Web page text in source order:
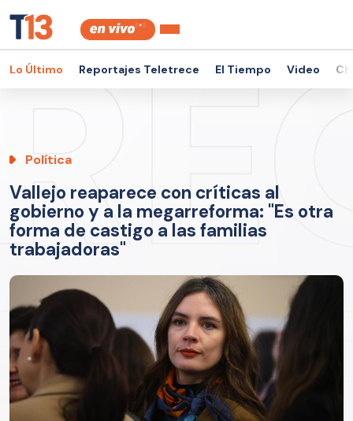
Lo Último Reportajes Teletrece El Tiempo Video
Política
Vallejo reaparece con críticas al
gobierno y a la megarreforma: "Es otra
forma de castigo a las familias
trabajadoras"